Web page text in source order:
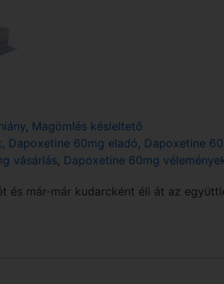
, Magömlés késleltető
, Dapoxetine 60mg eladó, Dapoxetine
vásárlás, Dapoxetine 60mg
és már-már kudarcként éli át az